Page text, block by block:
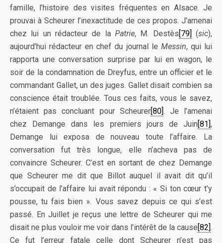
famille, l’histoire des visites fréquentes en Alsace. Je
prouvai à Scheurer l’inexactitude de ces propos. J’amenai
chez lui un rédacteur de laPatrie, M. Destès[79] (sic),
aujourd’hui rédacteur en chef du journal le Messin, qui lui
rapporta une conversation surprise par lui en wagon, le
soir de la condamnation de Dreyfus, entre un officier et le
commandant Gallet, un des juges. Gallet disait combien sa
conscience était troublée. Tous ces faits, vous le savez,
n’étaient pas concluant pour Scheurer[80]. Je l’amenai
chez Demange dans les premiers jours de Juin[81],
Demange lui exposa de nouveau toute l’affaire. La
conversation fut très longue, elle n’acheva pas de
convaincre Scheurer. C’est en sortant de chez Demange
que Scheurer me dit que Billot auquel il avait dit qu’il
s’occupait de l’affaire lui avait répondu : « Si ton cœur t’y
pousse, tu fais bien ». Vous savez depuis ce qui s’est
passé. En Juillet je reçus une lettre de Scheurer qui me
disait ne plus vouloir me voir dans l’intérêt de la cause[82].
Ce fut l’erreur fatale celle dont Scheurer n’est pas